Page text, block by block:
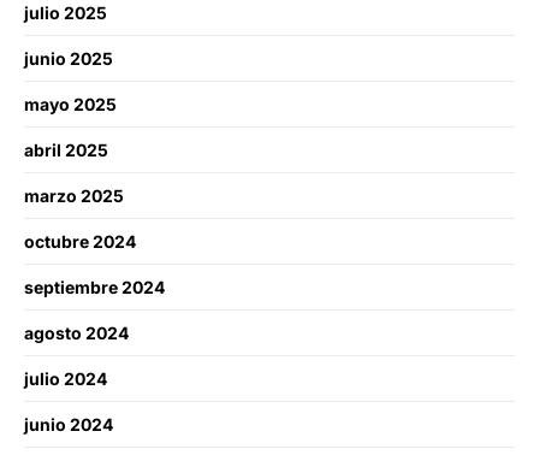
julio 2025
junio 2025
mayo 2025
abril 2025
marzo 2025
octubre 2024
septiembre 2024
agosto 2024
julio 2024
junio 2024